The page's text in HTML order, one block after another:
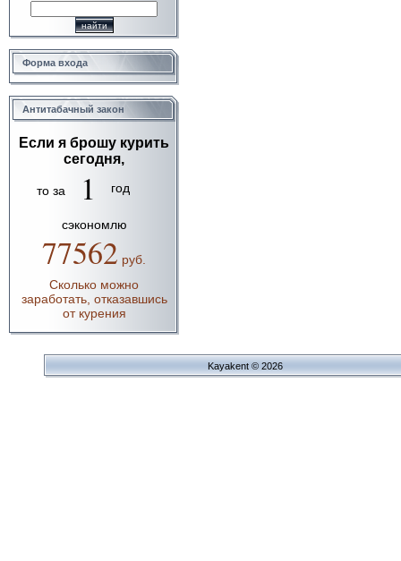
Форма входа
Антитабачный закон
Если я брошу курить
сегодня,
то за 1 год
сэкономлю
77562 руб.
Сколько можно
заработать, отказавшись
от курения
Kayakent © 2026